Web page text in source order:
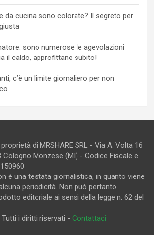
da cucina sono colorate? Il segreto per
sono numerose le agevolazioni
il caldo, approfittane subito!
c’è un limite giornaliero per non
di MRSHARE SRL - Via A. Volta 16
Cologno Monzese (MI) - Codice Fiscale e
è una testata giornalistica, in quanto viene
periodicità. Non può pertanto
editoriale ai sensi della legge n. 62 del
i diritti riservati - Contattaci